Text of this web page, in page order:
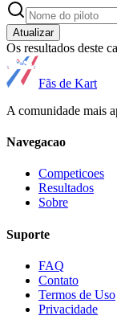
Atualizar
Os resultados deste
Fãs de Kart
A comunidade mais
Navegacao
Competicoes
Resultados
Sobre
Suporte
FAQ
Contato
Termos de Uso
Privacidade